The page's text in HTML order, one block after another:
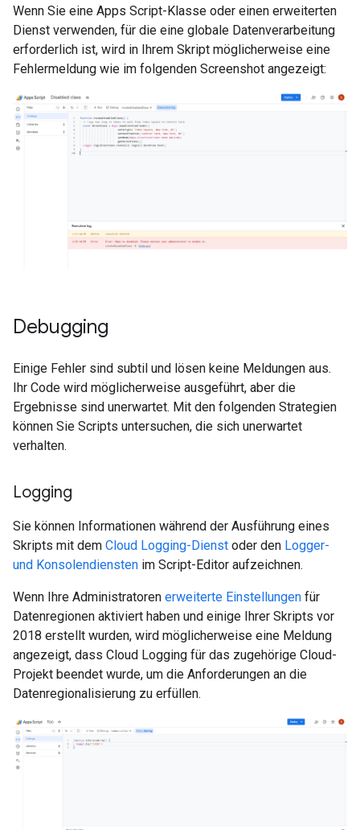
Wenn Sie eine Apps Script-Klasse oder einen erweiterten
Dienst verwenden, für die eine globale Datenverarbeitung
erforderlich ist, wird in Ihrem Skript möglicherweise eine
Fehlermeldung wie im folgenden Screenshot angezeigt:
Debugging
Einige Fehler sind subtil und lösen keine Meldungen aus.
Ihr Code wird möglicherweise ausgeführt, aber die
Ergebnisse sind unerwartet. Mit den folgenden Strategien
können Sie Scripts untersuchen, die sich unerwartet
verhalten.
Logging
Sie können Informationen während der Ausführung eines
Skripts mit dem Cloud Logging-Dienst oder den Logger-
und Konsolendiensten im Script-Editor aufzeichnen.
Wenn Ihre Administratoren erweiterte Einstellungen für
Datenregionen aktiviert haben und einige Ihrer Skripts vor
2018 erstellt wurden, wird möglicherweise eine Meldung
angezeigt, dass Cloud Logging für das zugehörige Cloud-
Projekt beendet wurde, um die Anforderungen an die
Datenregionalisierung zu erfüllen.